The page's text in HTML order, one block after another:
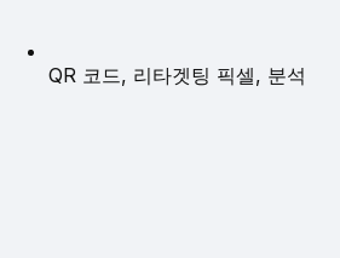
QR 코드, 리타겟팅 픽셀, 분석